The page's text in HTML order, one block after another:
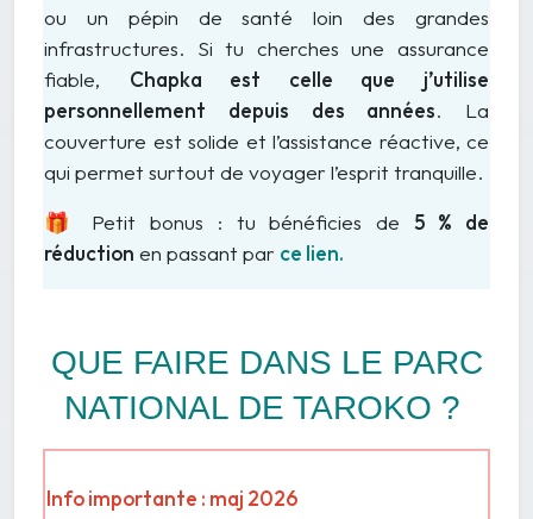
ou un pépin de santé loin des grandes
infrastructures. Si tu cherches une assurance
fiable, Chapka est celle que j’utilise
personnellement depuis des années. La
couverture est solide et l’assistance réactive, ce
qui permet surtout de voyager l’esprit tranquille.
🎁 Petit bonus : tu bénéficies de 5 % de
réduction en passant par ce lien.
QUE FAIRE DANS LE PARC
NATIONAL DE TAROKO ?
Info importante : maj 2026